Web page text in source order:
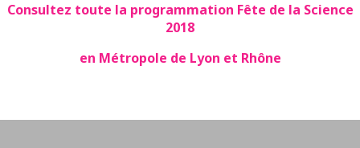
Consultez toute la programmation Fête de la Science
2018
en Métropole de Lyon et Rhône